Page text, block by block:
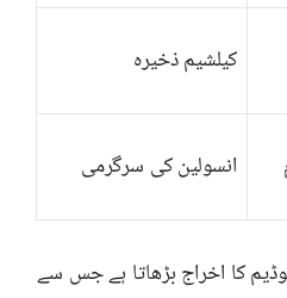
کیلشیم ذخیرہ
انسولین کی سرگرمی
کا اخراج بڑھاتا ہے جس سے